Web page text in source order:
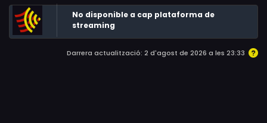
que és assassinat disfressat de Pare Noel.
No disponible a cap plataforma de
streaming
Darrera actualització: 2 d'agost de 2026 a les 23:33